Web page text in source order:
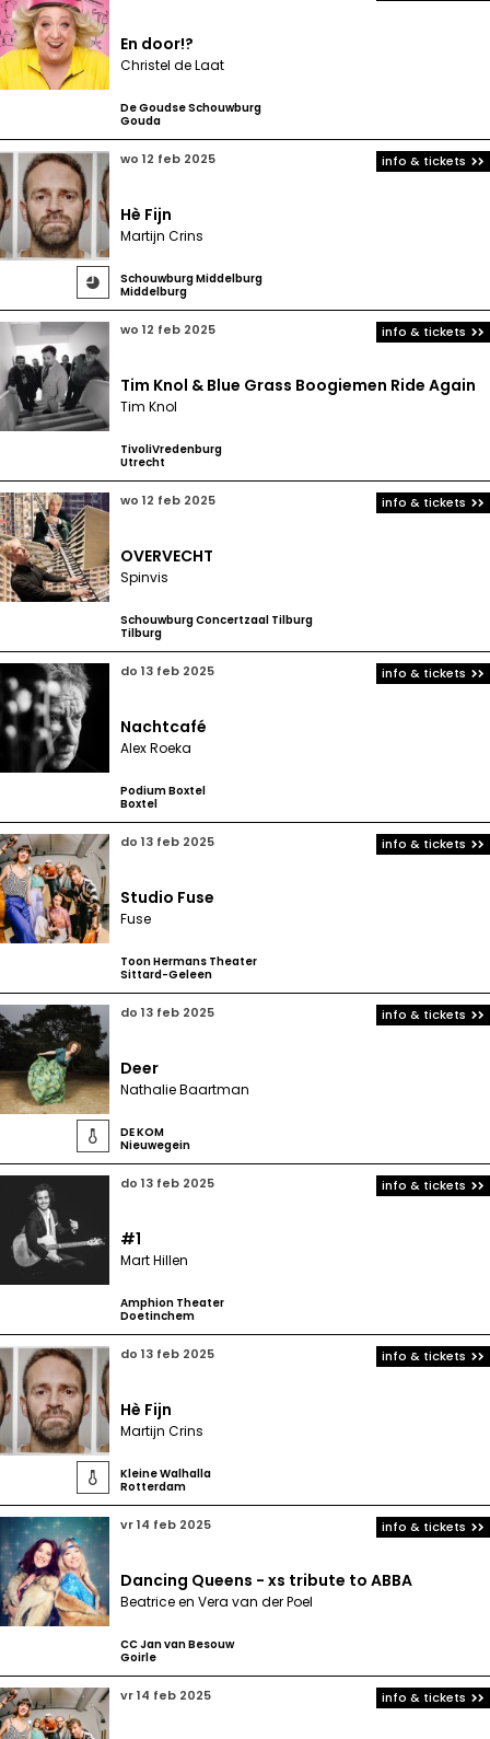
En door!?
Christel de Laat
De Goudse Schouwburg
Gouda

wo 12 feb 2025
Hè Fijn
Martijn Crins
Schouwburg Middelburg
Middelburg
info & tickets
wo 12 feb 2025
Tim Knol & Blue Grass Boogiemen Ride Again
Tim Knol
TivoliVredenburg
Utrecht
info & tickets
wo 12 feb 2025
OVERVECHT
Spinvis
Schouwburg Concertzaal Tilburg
Tilburg
info & tickets
do 13 feb 2025
Nachtcafé
Alex Roeka
Podium Boxtel
Boxtel
info & tickets
do 13 feb 2025
Studio Fuse
Fuse
Toon Hermans Theater
Sittard-Geleen
info & tickets

do 13 feb 2025
Deer
Nathalie Baartman
DE KOM
Nieuwegein
info & tickets
do 13 feb 2025
#1
Mart Hillen
Amphion Theater
Doetinchem
info & tickets

do 13 feb 2025
Hè Fijn
Martijn Crins
Kleine Walhalla
Rotterdam
info & tickets
vr 14 feb 2025
Dancing Queens - xs tribute to ABBA
Beatrice en Vera van der Poel
CC Jan van Besouw
Goirle
info & tickets
vr 14 feb 2025 info & tickets